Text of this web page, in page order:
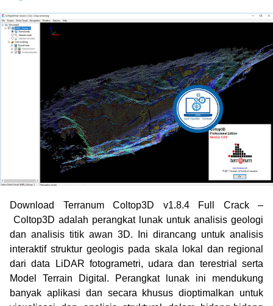
Download Terranum Coltop3D v1.8.4 Full Crack –
Coltop3D adalah perangkat lunak untuk analisis geologi
dan analisis titik awan 3D. Ini dirancang untuk analisis
interaktif struktur geologis pada skala lokal dan regional
dari data LiDAR fotogrametri, udara dan terestrial serta
Model Terrain Digital. Perangkat lunak ini mendukung
banyak aplikasi dan secara khusus dioptimalkan untuk